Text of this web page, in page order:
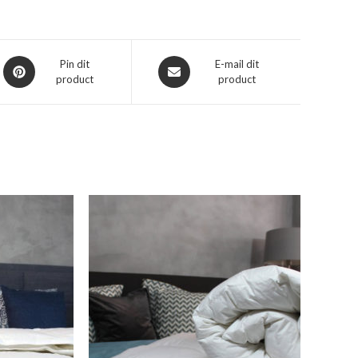
Opent
in
Pin dit
product
Opent
in
E-mail dit
product